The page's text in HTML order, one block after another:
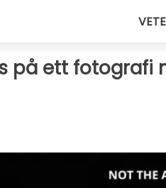
på ett fotografi